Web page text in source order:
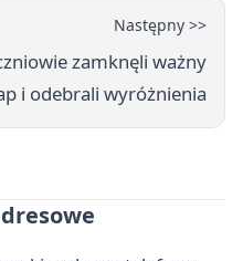
Następny >>
zamknęli ważny
i odebrali wyróżnienia